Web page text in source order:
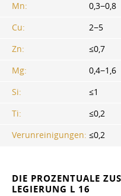
Mn:
0,3−0,8
Cu:
2−5
Zn:
≤0,7
Mg:
0,4−1,6
Si:
≤1
Ti:
≤0,2
Verunreinigungen: ≤0,2
DIE PROZENTUALE
LEGIERUNG L 16